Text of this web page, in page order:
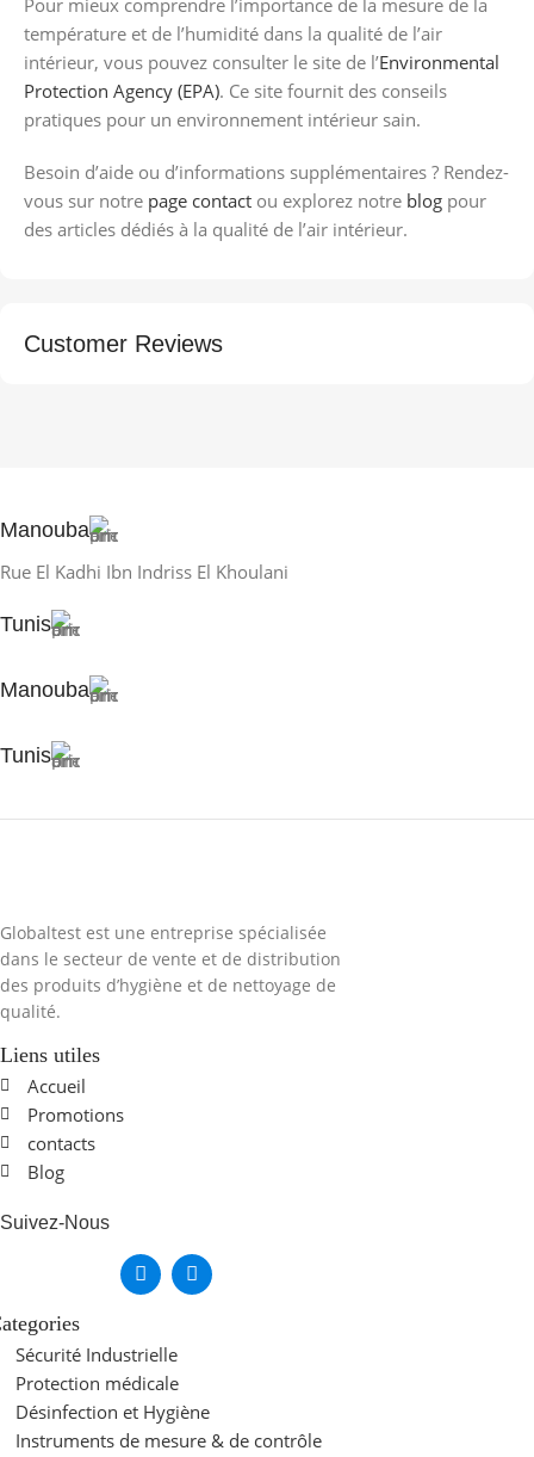
température et de l’humidité dans la qualité de l’air
intérieur, vous pouvez consulter le site de l’Environmental
Protection Agency (EPA). Ce site fournit des conseils
pratiques pour un environnement intérieur sain.
Besoin d’aide ou d’informations supplémentaires ? Rendez-
vous sur notre page contact ou explorez notre blog pour
des articles dédiés à la qualité de l’air intérieur.
Customer Reviews
Manouba
Rue El Kadhi Ibn Indriss El Khoulani
Tunis
Manouba
Tunis
Globaltest est une entreprise spécialisée
dans le secteur de vente et de distribution
des produits d’hygiène et de nettoyage de
qualité.
Liens utiles
Accueil
Promotions
contacts
Blog
Suivez-Nous
Sécurité Industrielle
Protection médicale
Désinfection et Hygiène
Instruments de mesure & de contrôle